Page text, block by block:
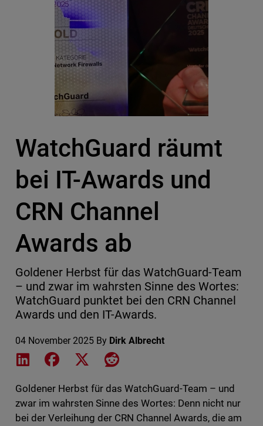
WatchGuard räumt
bei IT-Awards und
CRN Channel
Awards ab
Goldener Herbst für das WatchGuard-Team
– und zwar im wahrsten Sinne des Wortes:
WatchGuard punktet bei den CRN Channel
Awards und den IT-Awards.
04 November 2025 By Dirk Albrecht
Share on LinkedIn
Share on Facebook
Share on XShare on Reddit
Goldener Herbst für das WatchGuard-Team – und
zwar im wahrsten Sinne des Wortes: Denn nicht nur
bei der Verleihung der CRN Channel Awards, die am